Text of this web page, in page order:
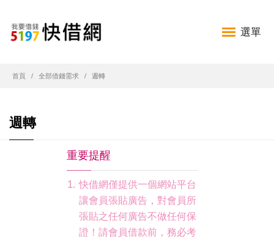
選單
首頁 全部借錢需求 週轉
週轉
重要提醒
快借網僅提供一個網站平台
讓會員張貼廣告，對會員所
張貼之任何廣告不做任何保
證！請會員借款前，務必考